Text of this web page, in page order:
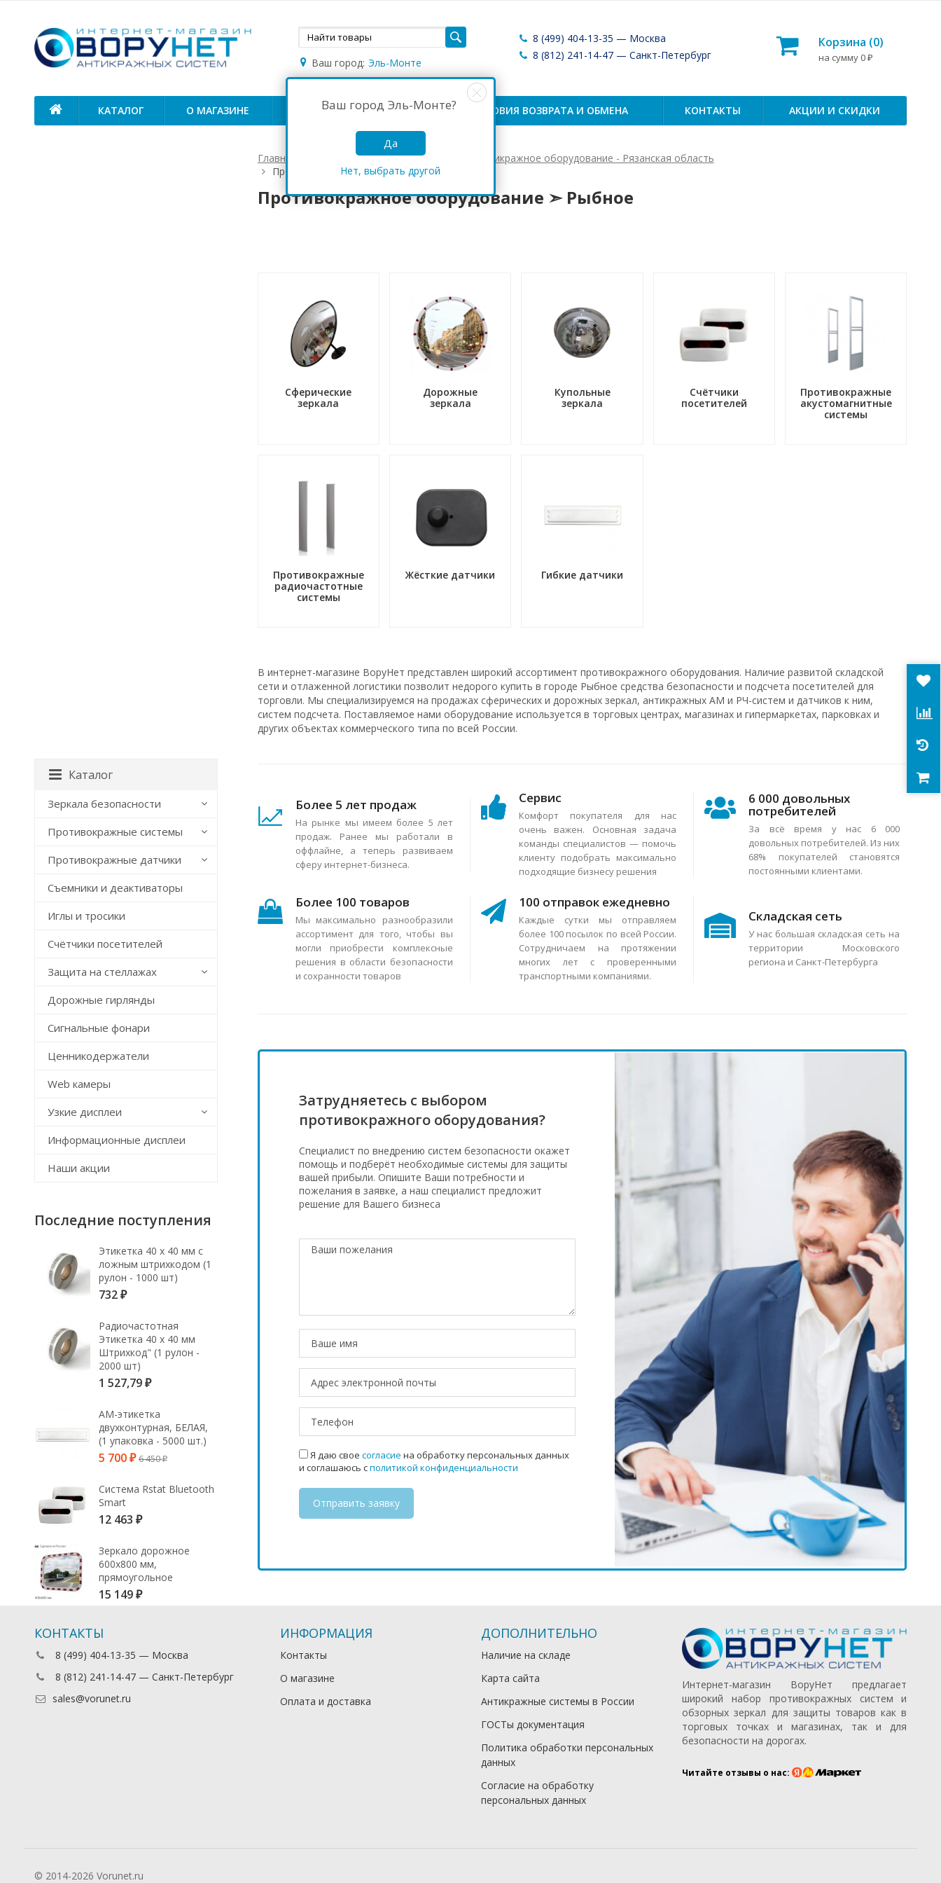
Ваш город: Эль-Монте
Ваш город Эль-Монте?
Да
Нет, выбрать другой
8 (499) 404-13-35 — Москва
8 (812) 241-14-47 — Санкт-Петербург
Корзина (0)
на сумму 0 ₽
КАТАЛОГ О МАГАЗИНЕ ОПЛАТА И ДОСТАВКА УСЛОВИЯ ВОЗВРАТА И ОБМЕНА КОНТАКТЫ АКЦИИ И СКИДКИ
Главная Антикражные системы России
Антикражное оборудование - Рязанская область
Противокражное оборудование ➣ Рыбное
Противокражное оборудование ➣ Рыбное
Сферические
зеркала
Дорожные
зеркала
Купольные
зеркала
Счётчики
посетителей
Противокражные
акустомагнитные
системы
Противокражные
радиочастотные
системы
Жёсткие датчики Гибкие датчики
В интернет-магазине ВоруНет представлен широкий ассортимент противокражного оборудования. Наличие развитой складской
сети и отлаженной логистики позволит недорого купить в городе Рыбное средства безопасности и подсчета посетителей для
торговли. Мы специализируемся на продажах сферических и дорожных зеркал, антикражных АМ и РЧ-систем и датчиков к ним,
систем подсчета. Поставляемое нами оборудование используется в торговых центрах, магазинах и гипермаркетах, парковках и
других объектах коммерческого типа по всей России.
Более 5 лет продаж
На рынке мы имеем более 5 лет
продаж. Ранее мы работали в
оффлайне, а теперь развиваем
сферу интернет-бизнеса.
Сервис
Комфорт покупателя для нас
очень важен. Основная задача
команды специалистов — помочь
клиенту подобрать максимально
подходящие бизнесу решения
6 000 довольных
потребителей
За всё время у нас 6 000
довольных потребителей. Из них
68% покупателей становятся
постоянными клиентами.
Более 100 товаров
Мы максимально разнообразили
ассортимент для того, чтобы вы
могли приобрести комплексные
решения в области безопасности
и сохранности товаров
100 отправок ежедневно
Каждые сутки мы отправляем
более 100 посылок по всей России.
Сотрудничаем на протяжении
многих лет с проверенными
транспортными компаниями.
Складская сеть
У нас большая складская сеть на
территории Московского
региона и Санкт-Петербурга
Затрудняетесь с выбором
противокражного оборудования?
Специалист по внедрению систем безопасности окажет
помощь и подберёт необходимые системы для защиты
вашей прибыли. Опишите Ваши потребности и
пожелания в заявке, а наш специалист предложит
решение для Вашего бизнеса
Я даю свое согласие на обработку персональных данных
и соглашаюсь сполитикой конфиденциальности
Каталог
Зеркала безопасности
Противокражные системы
Противокражные датчики
Съемники и деактиваторы
Иглы и тросики
Счётчики посетителей
Защита на стеллажах
Дорожные гирлянды
Сигнальные фонари
Ценникодержатели
Web камеры
Узкие дисплеи
Информационные дисплеи
Наши акции
Последние поступления
Этикетка 40 х 40 мм с
ложным штрихкодом (1
рулон - 1000 шт)
732 ₽
Радиочастотная
Этикетка 40 х 40 мм
Штрихкод" (1 рулон -
2000 шт)
1 527,79 ₽
АМ-этикетка
двухконтурная, БЕЛАЯ,
(1 упаковка - 5000 шт.)
5 700 ₽ 6 450₽
Система Rstat Bluetooth
Smart
12 463 ₽
Зеркало дорожное
600х800 мм,
прямоугольное
15 149 ₽
КОНТАКТЫ
8 (499) 404-13-35 — Москва
8 (812) 241-14-47 — Санкт-Петербург
sales@vorunet.ru
ИНФОРМАЦИЯ
Контакты
О магазине
Оплата и доставка
ДОПОЛНИТЕЛЬНО
Наличие на складе
Карта сайта
Антикражные системы в России
ГОСТы документация
Политика обработки персональных
данных
Согласие на обработку
персональных данных
Интернет-магазин ВоруНет предлагает
широкий набор противокражных систем и
обзорных зеркал для защиты товаров как в
торговых точках и магазинах, так и для
безопасности на дорогах.
Читайте отзывы о нас:
© 2014-2026 Vorunet.ru